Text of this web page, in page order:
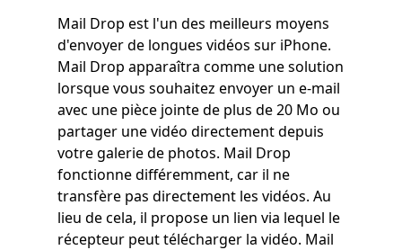
Mail Drop est l'un des meilleurs moyens
d'envoyer de longues vidéos sur iPhone.
Mail Drop apparaîtra comme une solution
lorsque vous souhaitez envoyer un e-mail
avec une pièce jointe de plus de 20 Mo ou
partager une vidéo directement depuis
votre galerie de photos. Mail Drop
fonctionne différemment, car il ne
transfère pas directement les vidéos. Au
lieu de cela, il propose un lien via lequel le
récepteur peut télécharger la vidéo. Mail